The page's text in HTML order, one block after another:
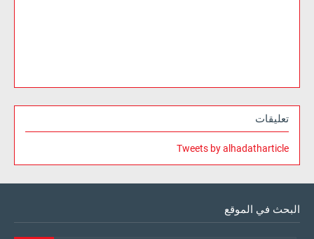
تعليقات
Tweets by alhadatharticle
البحث في الموقع